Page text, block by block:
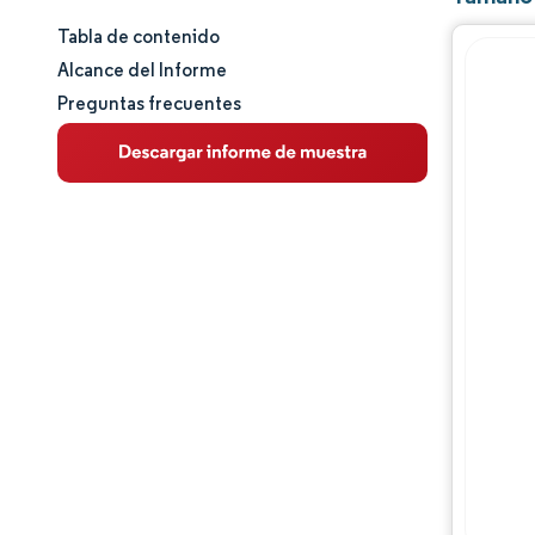
Tamaño y cuota de mercado
Análisis de mercado
Tendencias e ideas
Tabla de contenido
Alcance del Informe
Preguntas frecuentes